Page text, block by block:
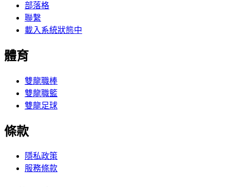
部落格
聯繫
載入系統狀態中
體育
雙龍職棒
雙龍職籃
雙龍足球
條款
隱私政策
服務條款